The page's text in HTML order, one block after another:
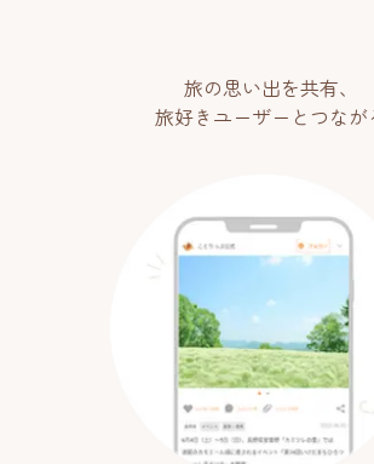
旅の思い出を共有、
旅好きユーザーとつなが